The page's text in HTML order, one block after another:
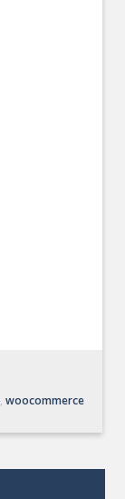
, woocommerce